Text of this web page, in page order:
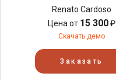
Renato Cardoso
Цена от 15 300₽
Скачать демо
Заказать